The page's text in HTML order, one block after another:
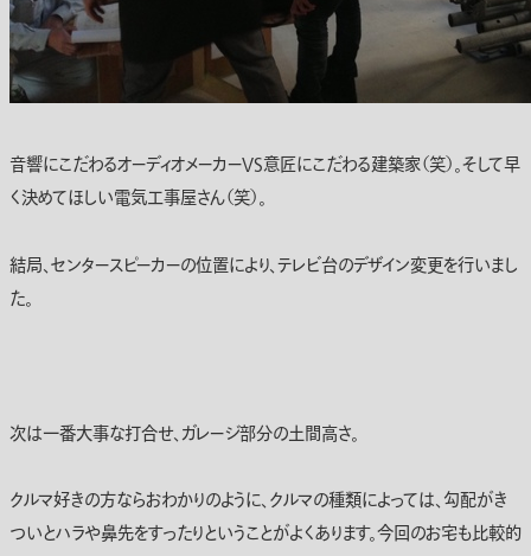
音響にこだわるオーディオメーカーVS意匠にこだわる建築家（笑）。そして早
く決めてほしい電気工事屋さん（笑）。
結局、センタースピーカーの位置により、テレビ台のデザイン変更を行いまし
た。
次は一番大事な打合せ、ガレージ部分の土間高さ。
クルマ好きの方ならおわかりのように、クルマの種類によっては、勾配がき
ついとハラや鼻先をすったりということがよくあります。今回のお宅も比較的